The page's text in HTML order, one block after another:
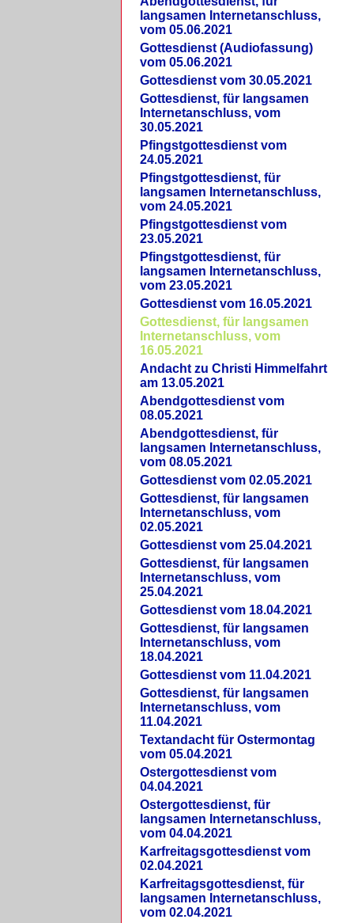
langsamen Internetanschluss,
vom 05.06.2021
Gottesdienst (Audiofassung)
vom 05.06.2021
Gottesdienst vom 30.05.2021
Gottesdienst, für langsamen
Internetanschluss, vom
30.05.2021
Pfingstgottesdienst vom
24.05.2021
Pfingstgottesdienst, für
langsamen Internetanschluss,
vom 24.05.2021
Pfingstgottesdienst vom
23.05.2021
Pfingstgottesdienst, für
langsamen Internetanschluss,
vom 23.05.2021
Gottesdienst vom 16.05.2021
Gottesdienst, für langsamen
Internetanschluss, vom
16.05.2021
Andacht zu Christi Himmelfahrt
am 13.05.2021
Abendgottesdienst vom
08.05.2021
Abendgottesdienst, für
langsamen Internetanschluss,
vom 08.05.2021
Gottesdienst vom 02.05.2021
Gottesdienst, für langsamen
Internetanschluss, vom
02.05.2021
Gottesdienst vom 25.04.2021
Gottesdienst, für langsamen
Internetanschluss, vom
25.04.2021
Gottesdienst vom 18.04.2021
Gottesdienst, für langsamen
Internetanschluss, vom
18.04.2021
Gottesdienst vom 11.04.2021
Gottesdienst, für langsamen
Internetanschluss, vom
11.04.2021
Textandacht für Ostermontag
vom 05.04.2021
Ostergottesdienst vom
04.04.2021
Ostergottesdienst, für
langsamen Internetanschluss,
vom 04.04.2021
Karfreitagsgottesdienst vom
02.04.2021
Karfreitagsgottesdienst, für
langsamen Internetanschluss,
vom 02.04.2021